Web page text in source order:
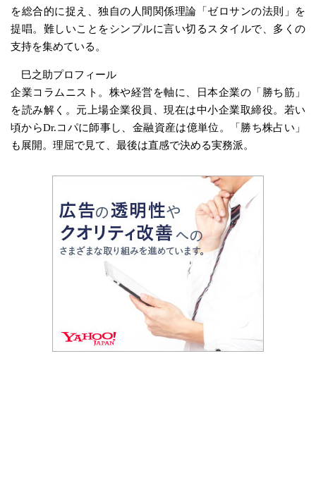
を総合的に捉え、独自の人間関係理論「ゼロサンの法則」を
提唱。難しいことをシンプルに言い切るスタイルで、多くの
支持を集めている。
巳之助プロフィール
企業コラムニスト。株や経営を軸に、日本企業の「勝ち筋」
を読み解く。元上場企業役員、現在は中小企業取締役。若い
頃からDr.コパに師事し、金融資産は億単位。「勝ち株占い」
も展開。理屈で見て、最後は直感で決める実務派。